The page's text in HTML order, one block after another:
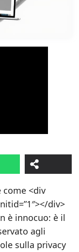
<div
div>
è innocuo: è il
agli
sulla privacy